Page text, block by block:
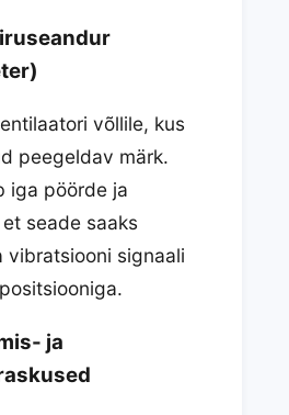
võllile, kus
peegeldav märk.
iga pöörde ja
seade saaks
vibratsiooni signaali
ja